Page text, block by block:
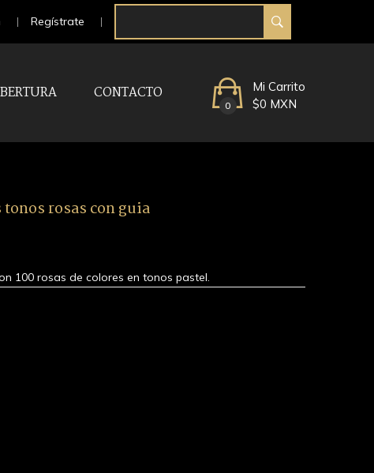
Regístrate
CONTACTO
0
Mi Carrito
$0 MXN
tonos rosas con guia
100 rosas de colores en tonos pastel.